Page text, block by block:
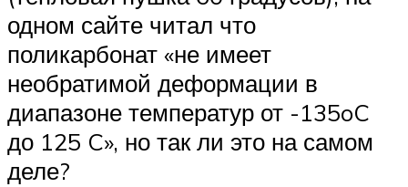
одном сайте читал что
поликарбонат «не имеет
необратимой деформации в
диапазоне температур от -135oC
до 125 C», но так ли это на самом
деле?